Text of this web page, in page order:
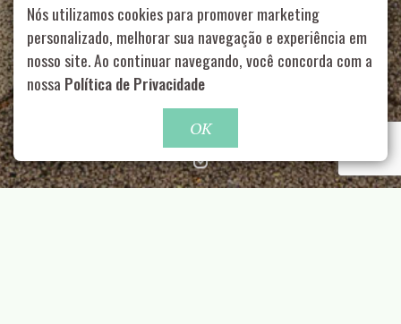
Rua Aurélia, 1714 – Vila Romana, São Paulo – SP | 55 11
99178-5848
contato@nucleofood.com
Role para continar
Nós utilizamos cookies para promover marketing
personalizado, melhorar sua navegação e experiência em
nosso site. Ao continuar navegando, você concorda com a
nossa Política de Privacidade
OK